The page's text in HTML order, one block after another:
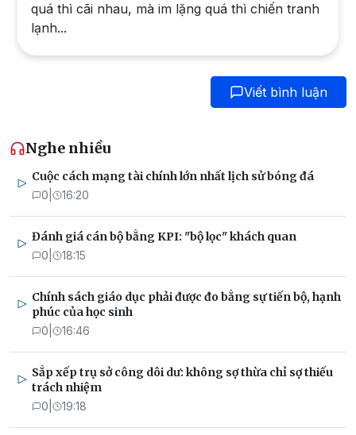
quá thì cãi nhau, mà im lặng quá thì chiến tranh
lạnh...
Viết bình luận
Nghe nhiều
Cuộc cách mạng tài chính lớn nhất lịch sử bóng đá
0 16:20
Đánh giá cán bộ bằng KPI: "bộ lọc" khách quan
0 18:15
Chính sách giáo dục phải được đo bằng sự tiến bộ, hạnh
phúc của học sinh
0 16:46
Sắp xếp trụ sở công dôi dư: không sợ thừa chỉ sợ thiếu
trách nhiệm
0 19:18